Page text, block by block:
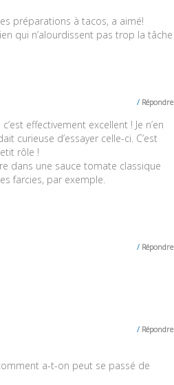
préparations à tacos, a aimé!
qui n’alourdissent pas trop la tâche
Répondre
effectivement excellent ! Je n’en
curieuse d’essayer celle-ci. C’est
rôle !
dans une sauce tomate classique
farcies, par exemple.
Répondre
Répondre
a-t-on peut se passé de